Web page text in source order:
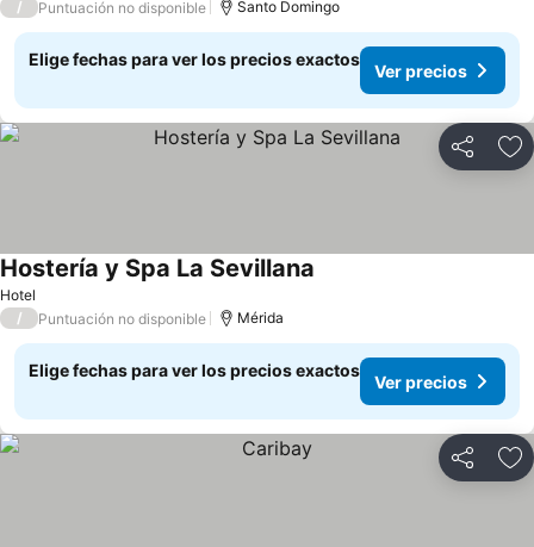
/ Puntuación no disponible Santo Domingo
Elige fechas para ver los precios exactos
Ver precios
Compartir
Hotel
Hostería y Spa La Sevillana
/ Puntuación no disponible Mérida
Elige fechas para ver los precios exactos
Ver precios
Compartir